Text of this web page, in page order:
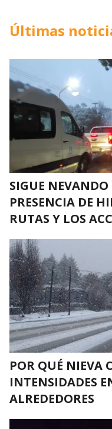
Últimas
SIGUE
PRESENCIA DE
RUTAS Y LOS
POR QUÉ NIEVA
INTENSIDADES
ALREDEDORES